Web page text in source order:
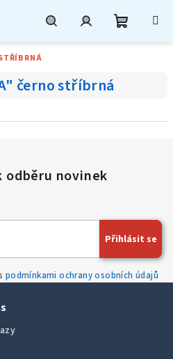
černo stříbrná
podmínkami ochrany osobních údajů
Přihlásit se